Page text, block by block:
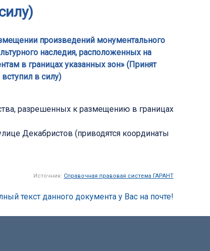
произведений монументального
наследия, расположенных на
в границах указанных зон» (Принят
в силу)
разрешенных к размещению в границах
Декабристов (приводятся координаты
Источник: Справочная правовая система ГАРАНТ